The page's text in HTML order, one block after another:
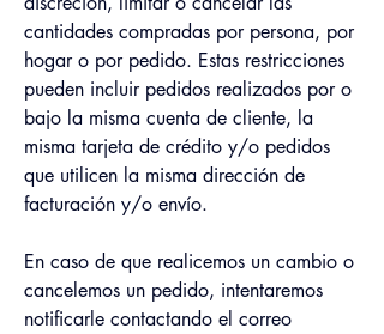
cantidades compradas por persona, por
hogar o por pedido. Estas restricciones
pueden incluir pedidos realizados por o
bajo la misma cuenta de cliente, la
misma tarjeta de crédito y/o pedidos
que utilicen la misma dirección de
facturación y/o envío.
En caso de que realicemos un cambio o
cancelemos un pedido, intentaremos
notificarle contactando el correo